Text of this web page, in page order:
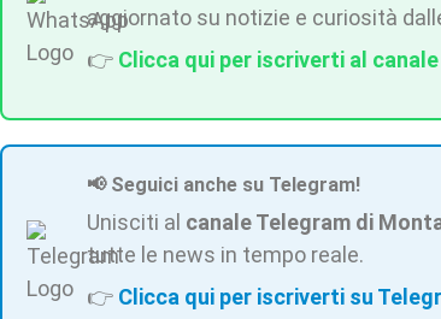
aggiornato su notizie e curiosità
👉 Clicca qui per iscriverti al canale
📢 Seguici anche su Telegram!
Unisciti al canale Telegram di
tutte le news in tempo reale.
👉 Clicca qui per iscriverti su